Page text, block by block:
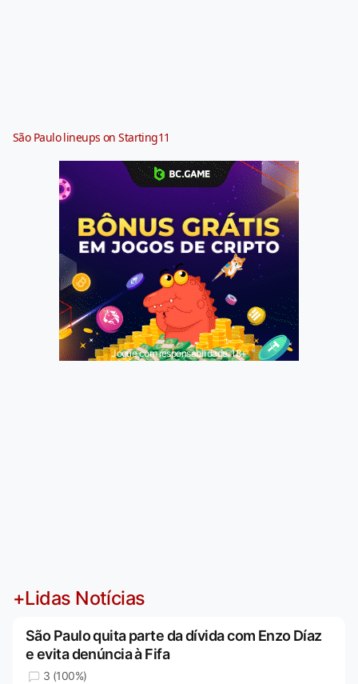
São Paulo lineups on Starting11
Jogue com responsabilidade. 18+
+Lidas Notícias
São Paulo quita parte da dívida com Enzo Díaz
e evita denúncia à Fifa
3 (100%)